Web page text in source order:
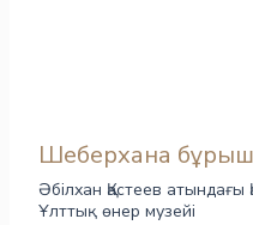
Шеберхана
Әбілхан Қастеев атындағы
Ұлттық өнер музейі